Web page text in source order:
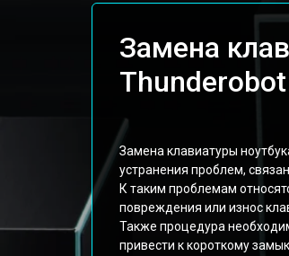
Замена
Замена клавиатуры
устранения проблем,
К таким проблемам
повреждения или износ
Также процедура
привести к короткому